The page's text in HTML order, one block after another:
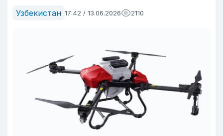
Узбекистан 17:42 / 13.06.2026 2110